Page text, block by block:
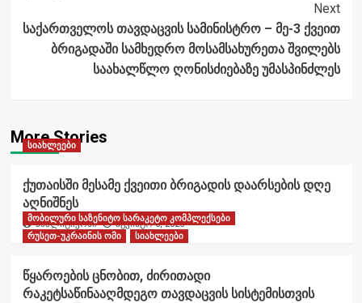
Next
საქართველოს თავდაცვის სამინისტრო – მე-3 ქვეით
ბრიგადაში სამხედრო მოსამსახურეთა შვილებს
საახალწლო ღონისძიებაზე უმასპინძლეს
More Stories
სიახლეები
ქუთაისში მესამე ქვეითი ბრიგადის დაარსების დღე
აღნიშნეს
ანალიტიკოსი აგვისტო 6, 2026
მობილური საზენიტო სარაკეტო კომპლექსები
რუსეთ-უკრაინის ომი
სიახლეები
წყაროების ცნობით, ძირითადი
რაკეტსაწინააღმდეგო თავდაცვის სისტემისთვის